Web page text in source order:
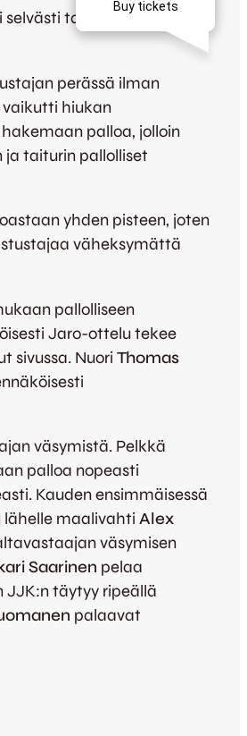
tavallista enemmän
perässä ilman
vaikutti hiukan
palloa, jolloin
ja taiturin pallolliset
yhden pisteen, joten
väheksymättä
pallolliseen
Jaro-ottelu tekee
sivussa. Nuori Thomas
väsymistä. Pelkkä
palloa nopeasti
Kauden ensimmäisessä
lähelle maalivahti Alex
väsymisen
Saarinen pelaa
JJK:n täytyy ripeällä
palaavat